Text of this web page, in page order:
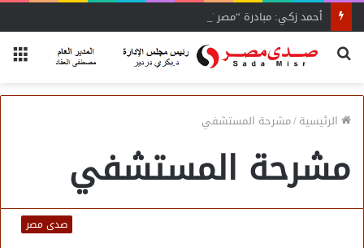
أحمد زكي: مبادرة “مصر تنطلق بالتصدير”
بحث
الرئيسية/مشرحة المستشفي
مشرحة المستشفي
صدى مصر